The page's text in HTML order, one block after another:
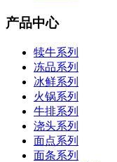
产品中心
犊牛系列
冻品系列
冰鲜系列
火锅系列
牛排系列
浇头系列
面点系列
面条系列